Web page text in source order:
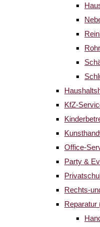
KfZ-
Office-
Party &
Rechts-
Reparatur